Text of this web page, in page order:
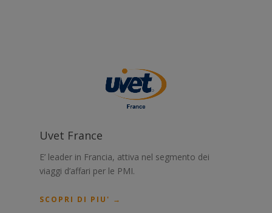
Uvet France
E’ leader in Francia, attiva nel segmento dei
viaggi d’affari per le PMI.
SCOPRI DI PIU' →